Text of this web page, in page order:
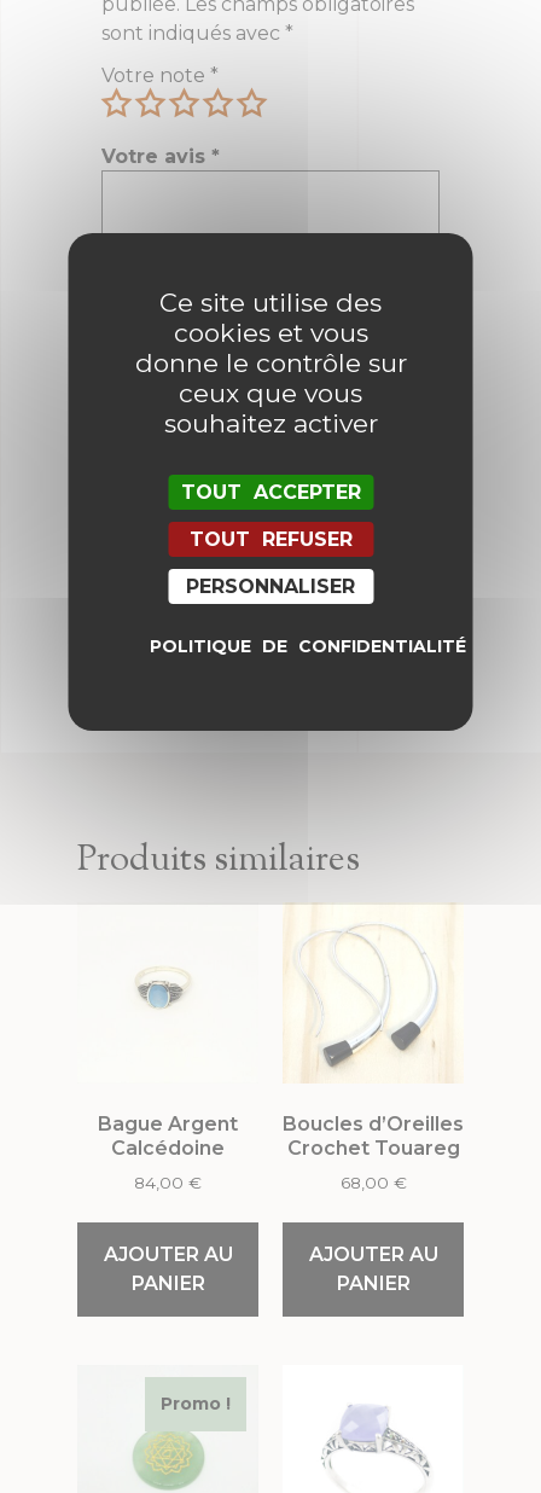
sont indiqués avec *
Votre note *
Votre avis *
*
Enregistrer mon nom, mon e-mail
et mon site dans le navigateur
pour mon prochain commentaire.
Produits similaires
Bague Argent
Calcédoine
84,00 €
AJOUTER AU
PANIER
Boucles d’Oreilles
Crochet Touareg
68,00 €
AJOUTER AU
PANIER
Promo !
Ce site utilise des
cookies et vous
donne le contrôle sur
ceux que vous
souhaitez activer
TOUT ACCEPTER
TOUT REFUSER
PERSONNALISER
POLITIQUE DE CONFIDENTIALITÉ